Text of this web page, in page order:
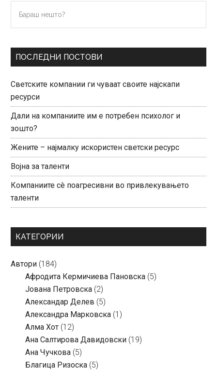
Primary
Sidebar
нешто?
ПОСЛЕДНИ ПОСТОВИ
Светските компании ги чуваат своите најскапи
ресурси
Дали на компаниите им е потребен психолог и
зошто?
Жените – најмалку искористен светски ресурс
Војна за таленти
Компаниите сè поагресивни во привлекувањето
таленти
КАТЕГОРИИ
Автори (184)
Aфродита Кермичиева Пановска (5)
Јована Петровска (2)
Александар Делев (5)
Александра Марковска (1)
Алма Хот (12)
Ана Салтирова Давидовски (19)
Ана Чучкова (5)
Благица Ризоска (5)